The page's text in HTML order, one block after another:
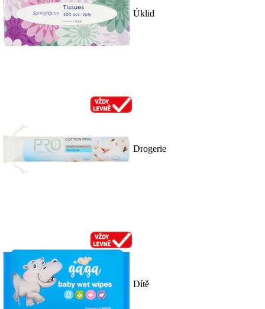
Úklid
Drogerie
Dítě